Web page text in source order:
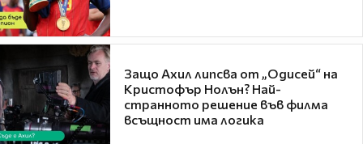
Защо Ахил липсва от „Одисей“ на
Кристофър Нолън? Най-
странното решение във филма
всъщност има логика